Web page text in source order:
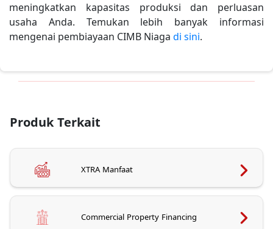
meningkatkan kapasitas produksi dan perluasan
usaha Anda. Temukan lebih banyak informasi
mengenai pembiayaan CIMB Niaga di sini.
Produk Terkait
XTRA Manfaat
Commercial Property Financing